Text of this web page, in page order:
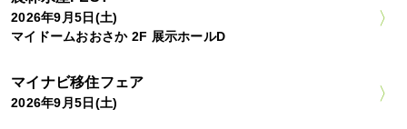
2026年9月5日(土)
マイドームおおさか 2F 展示ホールD
マイナビ移住フェア
2026年9月5日(土)